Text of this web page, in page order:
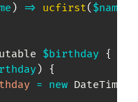
) => ucfirst( $name
$birthday {
) {
= new